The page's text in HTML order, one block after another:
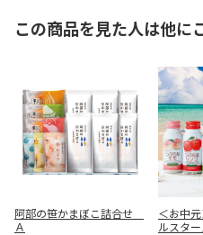
この商品を見た人は他に
阿部の笹かまぼこ詰合せ
Ａ
＜お中
ルスタ